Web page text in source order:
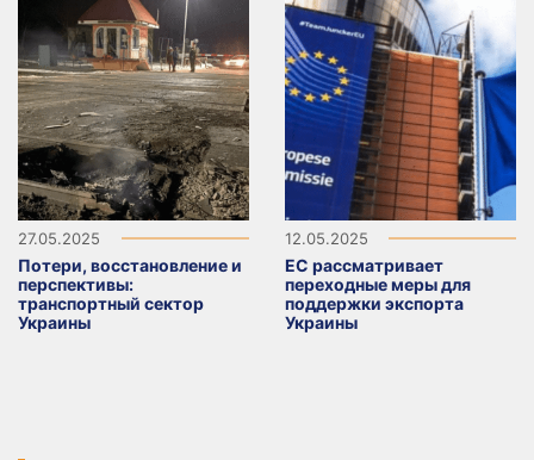
27.05.2025
Потери, восстановление и
перспективы:
транспортный сектор
Украины
12.05.2025
ЕС рассматривает
переходные меры для
поддержки экспорта
Украины